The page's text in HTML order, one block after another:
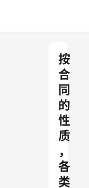
按
合
同
的
性
质
，
各
类